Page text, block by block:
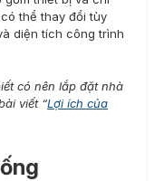
thể thay đổi tùy
diện tích công trình
có nên lắp đặt nhà
viết “Lợi ích của